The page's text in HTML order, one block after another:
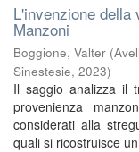
L'invenzione
Manzoni
Boggione, Valter (
Sinestesie, 2023)
Il saggio analizza il
provenienza
considerati alla
quali si ricostruisce